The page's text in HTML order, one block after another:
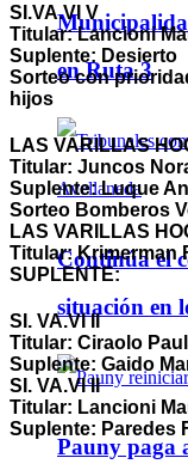
en Ruta 3
Continúa el
situación en
Pauny paga
SI.VA.VI V
Titular: Lancioni
Suplente: Desierto
Sorteo con
hijos
LAS VARILLAS
Titular: Juncos
Suplente: Luque
Sorteo Bomberos
LAS VARILLAS
Titular: Krimerman
SUPLENTE:
SI. VA.VI II
Titular: Ciraolo
Suplente: Gaido
SI. VA.VI II
Titular: Lancioni
Suplente: Paredes